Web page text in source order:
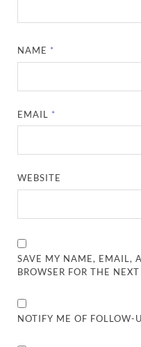
NAME *
EMAIL *
WEBSITE
SAVE MY NAME, EMAIL,
BROWSER FOR THE
NOTIFY ME OF FOLLOW-